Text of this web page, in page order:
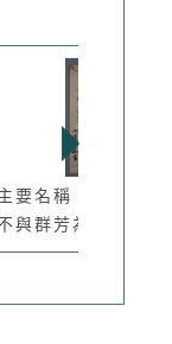
要名稱：無題名：
與群芳為...